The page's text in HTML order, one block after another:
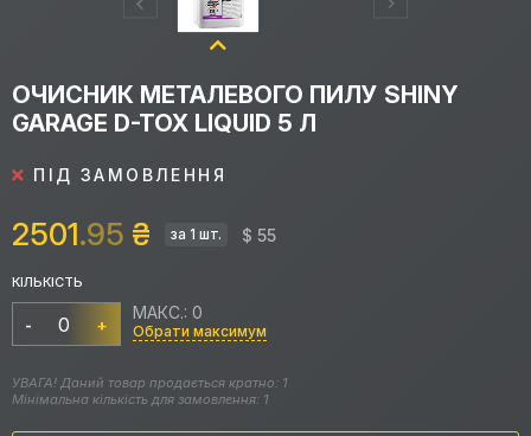
ОЧИСНИК МЕТАЛЕВОГО ПИЛУ SHINY
GARAGE D-TOX LIQUID 5 Л
ПІД ЗАМОВЛЕННЯ
2501.95 ₴ за 1 шт. $ 55
КІЛЬКІСТЬ
- +
МАКС.: 0
Обрати максимум
УВАГА! Даний товар продається кратно: 1
Мінімальна кількість для замовлення: 1